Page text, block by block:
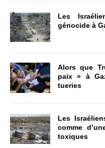
Les
génocide à
Alors que
paix » à
tueries
Les
comme
toxiques